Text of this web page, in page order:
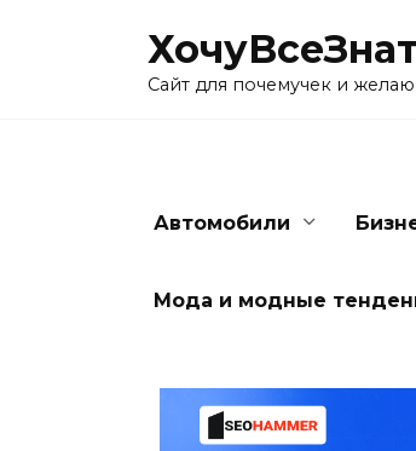
Сайт для почемучек и
Автомобили
Мода и модные